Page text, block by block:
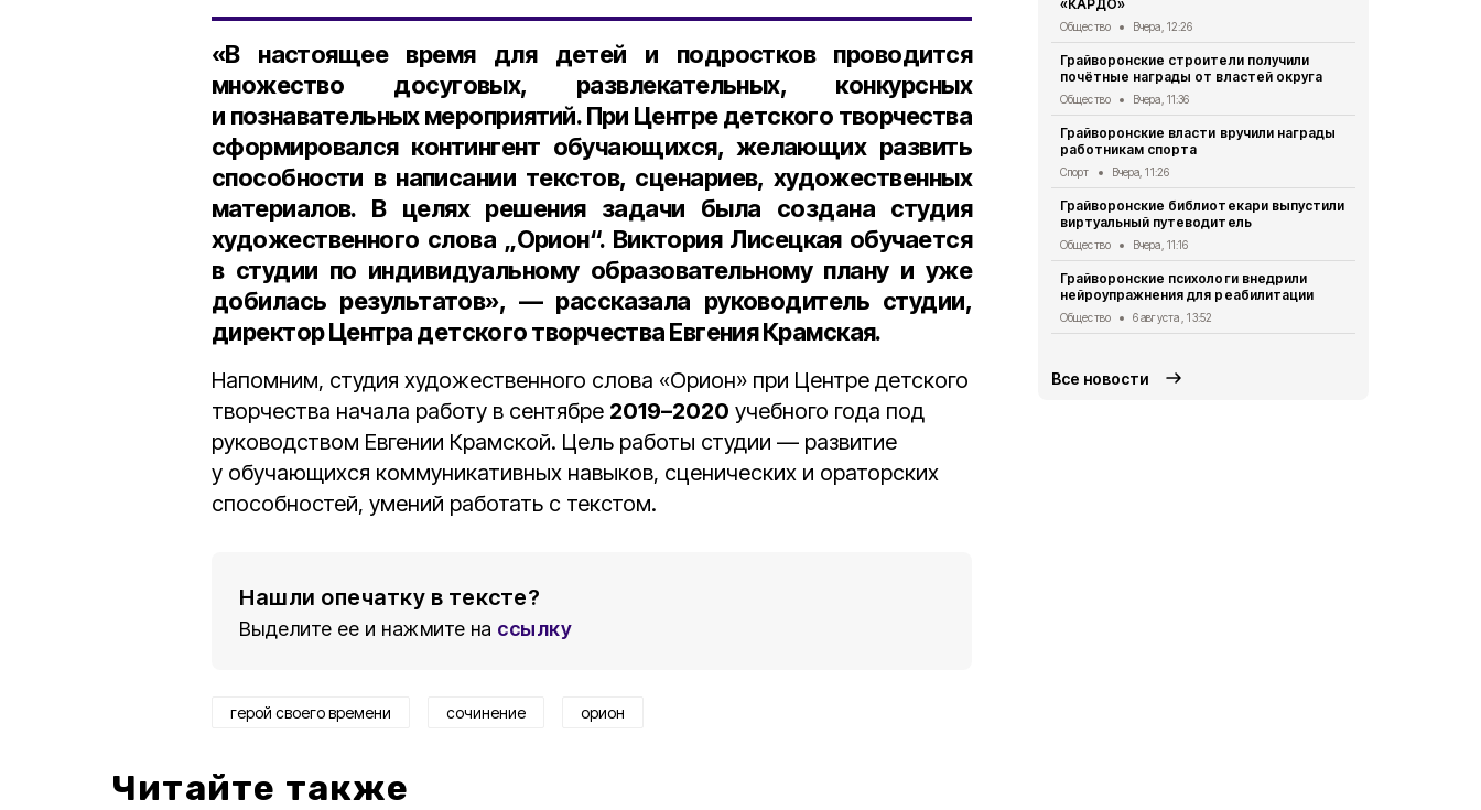
«В настоящее время для детей и подростков проводится
множество досуговых, развлекательных, конкурсных
и познавательных мероприятий. При Центре детского творчества
сформировался контингент обучающихся, желающих развить
способности в написании текстов, сценариев, художественных
материалов. В целях решения задачи была создана студия
художественного слова „Орион“. Виктория Лисецкая обучается
в студии по индивидуальному образовательному плану и уже
добилась результатов», — рассказала руководитель студии,
директор Центра детского творчества Евгения Крамская.
Напомним, студия художественного слова «Орион» при Центре детского
творчества начала работу в сентябре 2019–2020 учебного года под
руководством Евгении Крамской. Цель работы студии — развитие
у обучающихся коммуникативных навыков, сценических и ораторских
способностей, умений работать с текстом.
Нашли опечатку в тексте?
Выделите ее и нажмите на ссылку
герой своего времени сочинение орион
Читайте также
«КАРДО»
Общество Вчера, 12:26
Грайворонские строители получили
почётные награды от властей округа
Общество Вчера, 11:36
Грайворонские власти вручили награды
работникам спорта
Спорт Вчера, 11:26
Грайворонские библиотекари выпустили
виртуальный путеводитель
Общество Вчера, 11:16
Грайворонские психологи внедрили
нейроупражнения для реабилитации
Общество 6 августа , 13:52
Все новости